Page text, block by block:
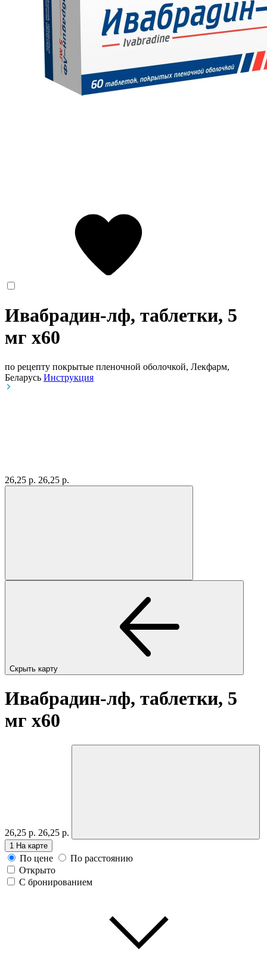
Ивабрадин-лф, таблетки, 5
мг x60
по рецепту покрытые пленочной оболочкой, Лекфарм,
Беларусь Инструкция
26,25 р. 26,25 р.
Скрыть карту
Ивабрадин-лф, таблетки, 5
мг x60
26,25 р. 26,25 р.
1 На карте
По цене
По расстоянию
Открыто
С бронированием